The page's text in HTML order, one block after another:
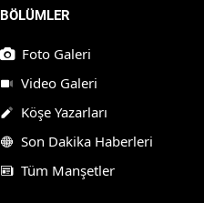
BÖLÜMLER
Foto Galeri
Video Galeri
Köşe Yazarları
Son Dakika Haberleri
Tüm Manşetler